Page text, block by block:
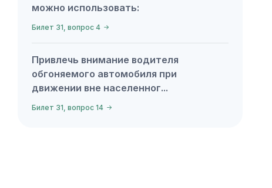
можно использовать:
Билет 31, вопрос 4
Привлечь внимание водителя
обгоняемого автомобиля при
движении вне населенног...
Билет 31, вопрос 14